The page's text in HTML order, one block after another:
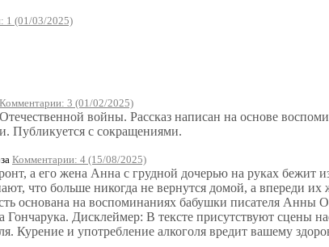
1 (01/03/2025)
Комментарии: 3 (01/02/2025)
войны. Рассказ написан на основе
Публикуется с сокращениями.
Комментарии: 4 (15/08/2025)
а его жена Анна с грудной дочерью на руках бежит
что больше никогда не вернутся домой, а впереди
основана на воспоминаниях бабушки писателя Анны
Дисклеймер: В тексте присутствуют сцены
Курение и употребление алкоголя вредит вашему